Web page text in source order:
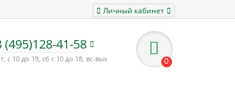
Личный кабинет
(495)128-41-58
с 10 до 19, сб с 10 до 18, вс-вых 0